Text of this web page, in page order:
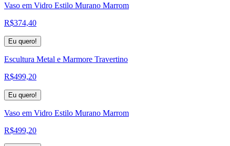
Vaso em Vidro Estilo Murano Marrom
R$374,40
Eu quero!
Escultura Metal e Marmore Travertino
R$499,20
Eu quero!
Vaso em Vidro Estilo Murano Marrom
R$499,20